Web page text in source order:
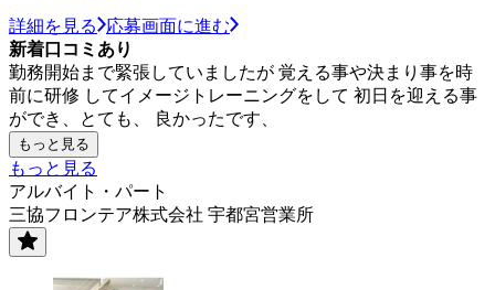
詳細を見る
応募画面に進む
新着口コミあり
勤務開始まで緊張していましたが 覚える事や決まり事を時
前に研修 してイメージトレーニングをして 初日を迎える事
ができ、とても、 良かったです、
もっと見る
もっと見る
アルバイト・パート
三協フロンテア株式会社 宇都宮営業所